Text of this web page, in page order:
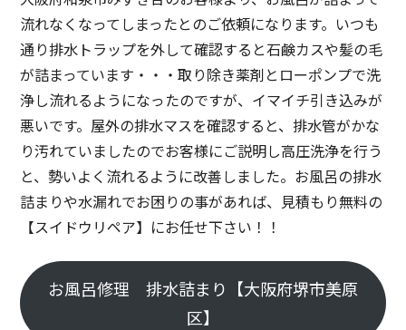
流れなくなってしまったとのご依頼になります。いつも
通り排水トラップを外して確認すると石鹸カスや髪の毛
が詰まっています・・・取り除き薬剤とローポンプで洗
浄し流れるようになったのですが、イマイチ引き込みが
悪いです。屋外の排水マスを確認すると、排水管がかな
り汚れていましたのでお客様にご説明し高圧洗浄を行う
と、勢いよく流れるように改善しました。お風呂の排水
詰まりや水漏れでお困りの事があれば、見積もり無料の
【スイドウリペア】にお任せ下さい！！
お風呂修理 排水詰まり【大阪府堺市美原
区】